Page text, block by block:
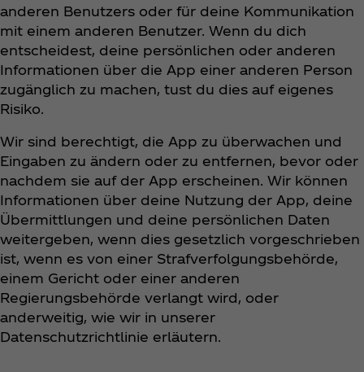
anderen Benutzers oder für deine Kommunikation
mit einem anderen Benutzer. Wenn du dich
entscheidest, deine persönlichen oder anderen
Informationen über die App einer anderen Person
zugänglich zu machen, tust du dies auf eigenes
Risiko.
Wir sind berechtigt, die App zu überwachen und
Eingaben zu ändern oder zu entfernen, bevor oder
nachdem sie auf der App erscheinen. Wir können
Informationen über deine Nutzung der App, deine
Übermittlungen und deine persönlichen Daten
weitergeben, wenn dies gesetzlich vorgeschrieben
ist, wenn es von einer Strafverfolgungsbehörde,
einem Gericht oder einer anderen
Regierungsbehörde verlangt wird, oder
anderweitig, wie wir in unserer
Datenschutzrichtlinie erläutern.